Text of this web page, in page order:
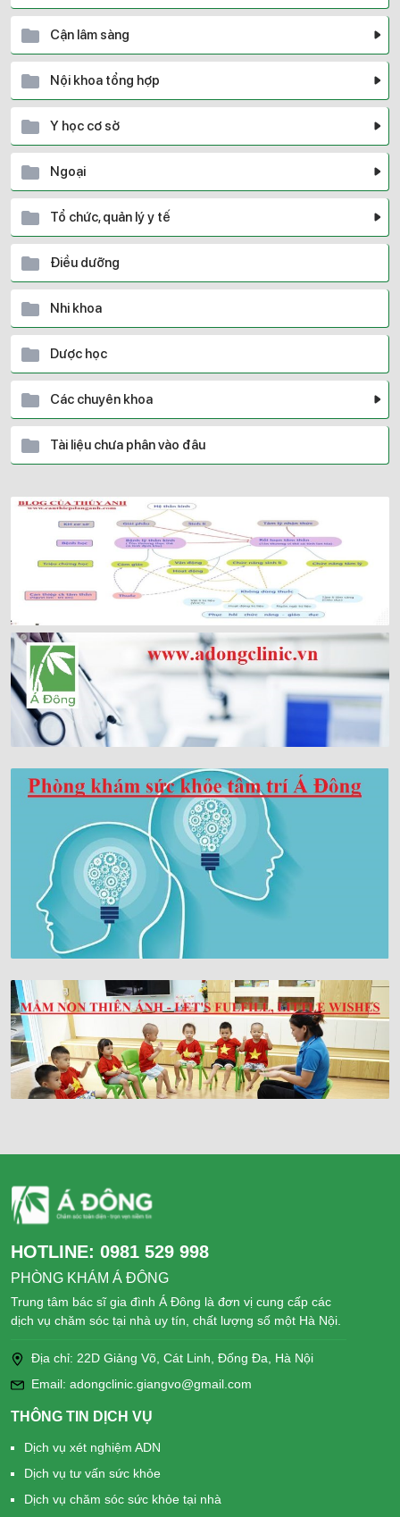
Cận lâm sàng
Nội khoa tổng hợp
Y học cơ sở
Ngoại
Tổ chức, quản lý y tế
Điều dưỡng
Nhi khoa
Dược học
Các chuyên khoa
Tài liệu chưa phân vào đâu
HOTLINE: 0981 529 998
PHÒNG KHÁM Á ĐÔNG
Trung tâm bác sĩ gia đình Á Đông là đơn vị cung cấp các
dịch vụ chăm sóc tại nhà uy tín, chất lượng số một Hà Nội.
Địa chỉ: 22D Giảng Võ, Cát Linh, Đống Đa, Hà Nội
Email: adongclinic.giangvo@gmail.com
THÔNG TIN DỊCH VỤ
Dịch vụ xét nghiệm ADN
Dịch vụ tư vấn sức khỏe
Dịch vụ chăm sóc sức khỏe tại nhà